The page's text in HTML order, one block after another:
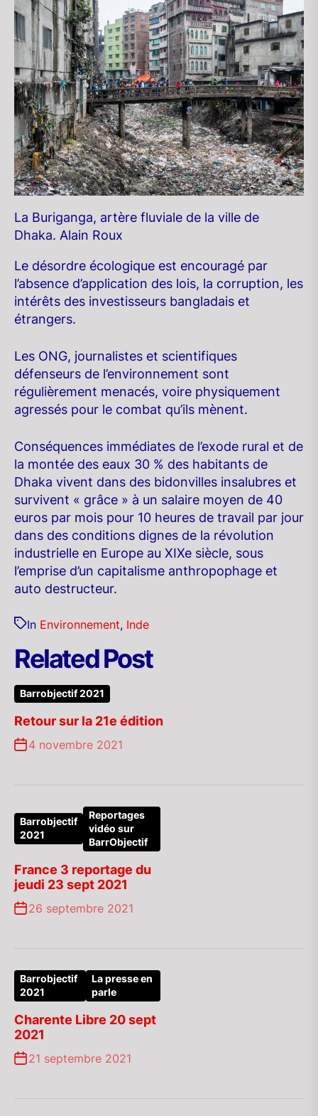
La Buriganga, artère fluviale de la ville de
Dhaka. Alain Roux
Le désordre écologique est encouragé par
l’absence d’application des lois, la corruption, les
intérêts des investisseurs bangladais et
étrangers.
Les ONG, journalistes et scientifiques
défenseurs de l’environnement sont
régulièrement menacés, voire physiquement
agressés pour le combat qu’ils mènent.
Conséquences immédiates de l’exode rural et de
la montée des eaux 30 % des habitants de
Dhaka vivent dans des bidonvilles insalubres et
survivent « grâce » à un salaire moyen de 40
euros par mois pour 10 heures de travail par jour
dans des conditions dignes de la révolution
industrielle en Europe au XIXe siècle, sous
l’emprise d’un capitalisme anthropophage et
auto destructeur.
In Environnement, Inde
Related Post
Barrobjectif 2021
Retour sur la 21e édition
4 novembre 2021
Barrobjectif
2021
Reportages
vidéo sur
BarrObjectif
France 3 reportage du
jeudi 23 sept 2021
26 septembre 2021
Barrobjectif
2021
La presse en
parle
Charente Libre 20 sept
2021
21 septembre 2021